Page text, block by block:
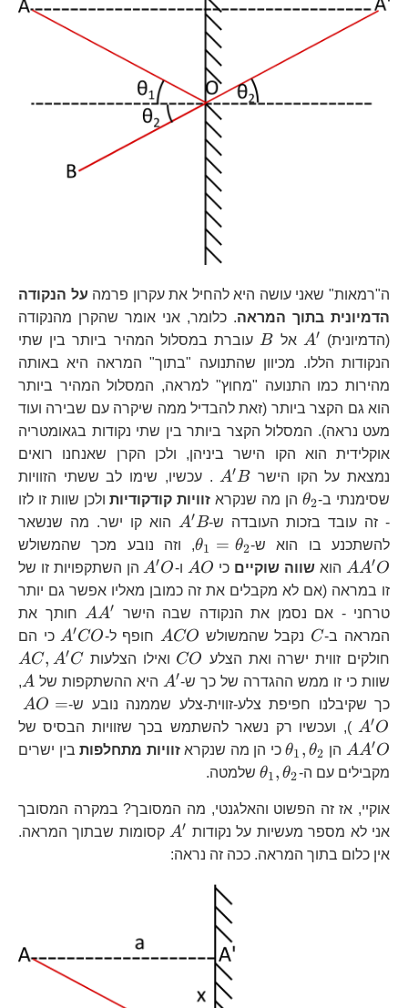
ה"רמאות" שאני עושה היא להחיל את עקרון פרמה על הנקודה
הדמיונית בתוך המראה. כלומר, אני אומר שהקרן מהנקודה
(הדמיונית)
A^{\prime} A′ אל B B עוברת במסלול המהיר ביותר בין שתי
הנקודות הללו. מכיוון שהתנועה "בתוך" המראה היא באותה
מהירות כמו התנועה "מחוץ" למראה, המסלול המהיר ביותר
הוא גם הקצר ביותר (זאת להבדיל ממה שיקרה עם שבירה ועוד
מעט נראה). המסלול הקצר ביותר בין שתי נקודות בגאומטריה
אוקלידית הוא הקו הישר ביניהן, ולכן הקרן שאנחנו רואים
נמצאת על הקו הישרA^{\prime}B
A′B
. עכשיו, שימו לב ששתי הזוויות
שסימנתי ב-
\theta_{2} θ2 הן מה שנקרא זוויות קודקודיותולכן שוות זו לזו
- זה עובד בזכות העובדה ש-
A^{\prime}B
A′B
הוא קו ישר. מה שנשאר
להשתכנע בו הוא ש-
\theta_{1}=\theta_{2}
θ1 = θ2 , וזה נובע מכך שהמשולש
AA′O הואשווה שוקיים כי
AO
AO ו- A^{\prime}O
A′O
הן השתקפויות זו של
זו במראה (אם לא מקבלים את זה כמובן מאליו אפשר גם יותר
טרחני - אם נסמן את הנקודה שבה הישר
AA′
חותך את
המראה ב-
C C נקבל שהמשולש
ACO
ACO חופף ל- A′CO
כי הם
חולקים זווית ישרה ואת הצלע
CO
CO ואילו הצלעות AC, A′C
שוות כי זו ממש ההגדרה של כך ש-
A^{\prime}
A′ היא ההשתקפות של A
A
,
כך שקיבלנו חפיפת צלע-זווית-צלע שממנה נובע ש-
AO =
A′O ), ועכשיו רק נשאר להשתמש בכך שזוויות הבסיס של
AA′O הן \theta_{1},\theta_{2}
θ1 , θ2 כי הן מה שנקראזוויות מתחלפותבין ישרים
מקבילים עם ה-\theta_{1},\theta_{2}
θ1, θ2 שלמטה.
אוקיי, אז זה הפשוט והאלגנטי, מה המסובך? במקרה המסובך
אני לא מספר מעשיות על נקודות
A^{\prime}
A′
קסומות שבתוך המראה.
אין כלום בתוך המראה. ככה זה נראה: